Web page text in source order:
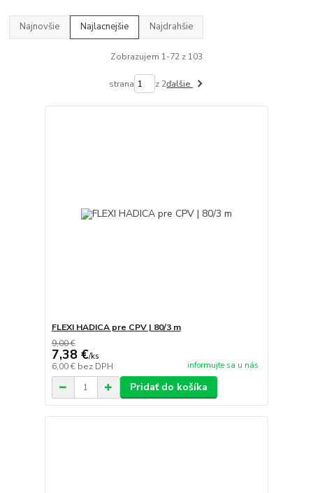
Najnovšie Najlacnejšie Najdrahšie
Zobrazujem 1-72 z 103
strana z 2ďalšie
FLEXI HADICA pre CPV | 80/3 m
9,00 €
7,38 €/ks
6,00 € bez DPH informujte sa u nás
Pridať do košíka